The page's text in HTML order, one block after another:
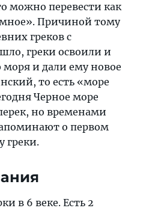
можно перевести как
Причиной тому
греков с
греки освоили и
и дали ему новое
то есть «море
Черное море
но временами
о первом
греки.
в 6 веке. Есть 2